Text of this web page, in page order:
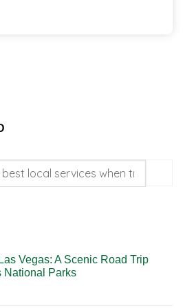
Vegas: A Scenic Road Trip
National Parks